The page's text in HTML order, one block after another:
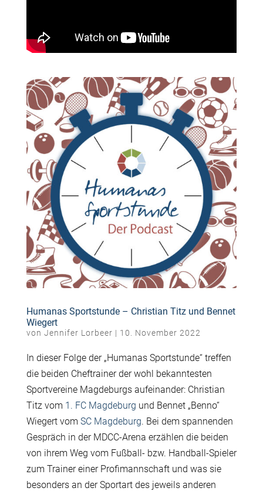
Humanas Sportstunde – Christian Titz und Bennet
Wiegert
von Jennifer Lorbeer | 10. November 2022
In dieser Folge der „Humanas Sportstunde“ treffen
die beiden Cheftrainer der wohl bekanntesten
Sportvereine Magdeburgs aufeinander: Christian
Titz vom 1. FC Magdeburg und Bennet „Benno“
Wiegert vom SC Magdeburg. Bei dem spannenden
Gespräch in der MDCC-Arena erzählen die beiden
von ihrem Weg vom Fußball- bzw. Handball-Spieler
zum Trainer einer Profimannschaft und was sie
besonders an der Sportart des jeweils anderen